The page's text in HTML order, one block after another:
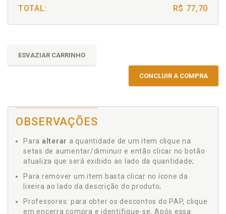
TOTAL: R$ 77,70
ESVAZIAR CARRINHO
CONCLUIR A COMPRA
OBSERVAÇÕES
Para alterar a quantidade de um item clique na
setas de aumentar/diminuir e então clicar no botão
atualiza que será exibido ao lado da quantidade;
Para remover um item basta clicar no ícone da
lixeira ao lado da descrição do produto;
Professores: para obter os descontos do PAP, clique
em encerra compra e identifique-se. Após essa